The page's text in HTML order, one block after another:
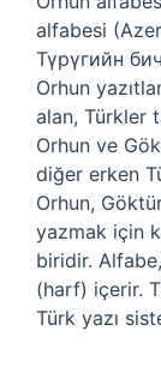
alfabesi
Түрүгийн
Orhun
alan, Türkler
Orhun ve
diğer erken
Orhun,
yazmak için
biridir.
(harf) içerir.
Türk yazı